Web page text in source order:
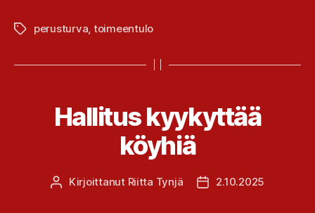
Avainsanat
perusturva toimeentulo
Hallitus kyykyttää
köyhiä
Kirjoittaja
Kirjoittanut Riitta Tynjä Julkaisupäivämäärä
2.10.2025